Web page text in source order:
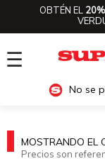
OBTÉN EL
☰
No se
MOSTRANDO EL
Precios son